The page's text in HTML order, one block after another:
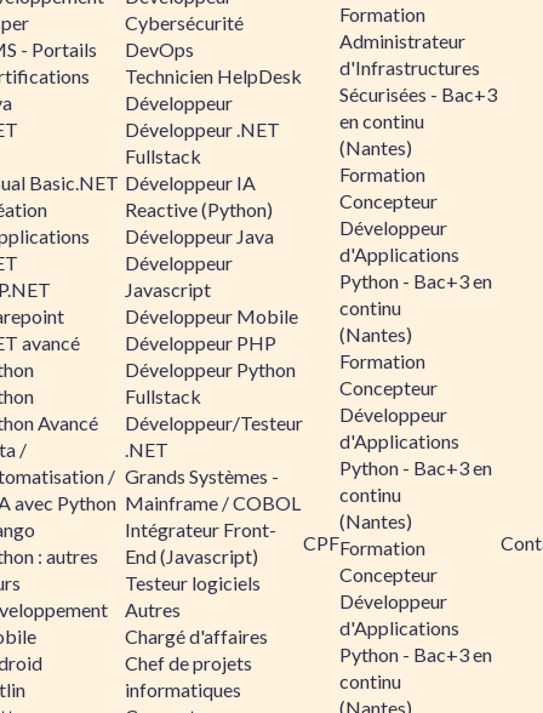
- Portails
Basic.NET
avancé
Avancé
/
/
avec Python
: autres
Cybersécurité
DevOps
Technicien HelpDesk
Développeur
Développeur .NET
Fullstack
Développeur IA
Reactive (Python)
Développeur Java
Développeur
Javascript
Développeur Mobile
Développeur PHP
Développeur Python
Fullstack
Développeur/Testeur
.NET
Grands Systèmes -
Mainframe / COBOL
Intégrateur Front-
End (Javascript)
Testeur logiciels
Autres
Chargé d'affaires
Chef de projets
informatiques
CPF
Formation
Administrateur
d'Infrastructures
Sécurisées - Bac+3
en continu
(Nantes)
Formation
Concepteur
Développeur
d'Applications
Python - Bac+3 en
continu
(Nantes)
Formation
Concepteur
Développeur
d'Applications
Python - Bac+3 en
continu
(Nantes)
Formation
Concepteur
Développeur
d'Applications
Python - Bac+3 en
continu
(Nantes)